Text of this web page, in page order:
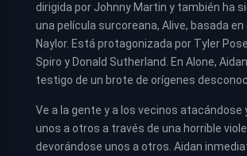
dirigida por Johnny Martin y también ha
una película surcoreana, Alive, basada en
Naylor. Está protagonizada por Tyler
Spiro y Donald Sutherland. En Alone,
testigo de un brote de orígenes
Ve a la gente y a los vecinos atacándose
unos a otros a través de una horrible
devorándose unos a otros. Aidan